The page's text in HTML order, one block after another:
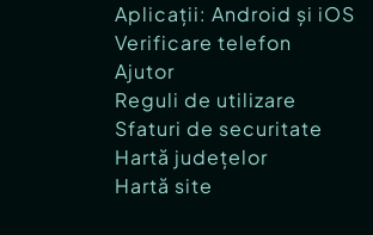
Aplicații: Android și iOS
Verificare telefon
Ajutor
Reguli de utilizare
Sfaturi de securitate
Hartă județelor
Hartă site